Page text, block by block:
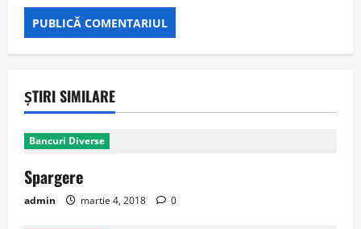
ȘTIRI SIMILARE
Bancuri Diverse
Spargere
admin martie 4, 2018 0